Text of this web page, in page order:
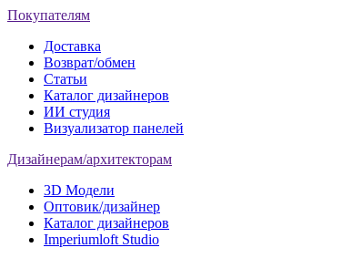
Покупателям
Доставка
Возврат/обмен
Статьи
Каталог дизайнеров
ИИ студия
Визуализатор панелей
Дизайнерам/архитекторам
3D Модели
Оптовик/дизайнер
Каталог дизайнеров
Imperiumloft Studio